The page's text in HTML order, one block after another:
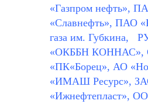
«Газпром нефть»,
«Славнефть», ПАО
газа им. Губкина,
«ОКББН КОННАС»,
«ПК«Борец», АО
«ИМАШ Ресурс»,
«Ижнефтепласт»,